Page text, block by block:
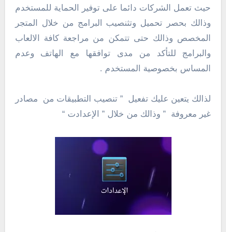
حيث تعمل الشركات دائما على توفير الحماية للمستخدم
وذالك بحصر تحميل وتثنصيب البرامج من خلال المتجر
المخصص وذالك حتى تتمكن من مراجعة كافة الالعاب
والبرامج للتأكد من مدى توافقها مع الهاتف وعدم
المساس بخصوصية المستخدم .
لذالك يتعين عليك تفعيل ” تنصيب التطبيقات من مصادر
غير معروفة ” وذالك من خلال ” الإعدادت “